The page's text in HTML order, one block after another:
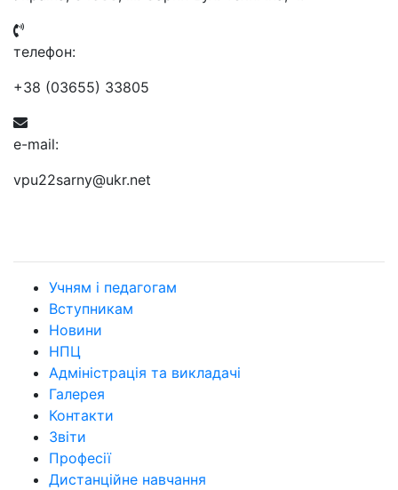
телефон:
+38 (03655) 33805
e-mail:
vpu22sarny@ukr.net
Учням і педагогам
Вступникам
Новини
НПЦ
Адміністрація та викладачі
Галерея
Контакти
Звіти
Професії
Дистанційне навчання